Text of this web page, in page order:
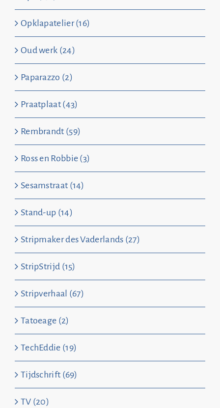
Opklapatelier (16)
Oud werk (24)
Paparazzo (2)
Praatplaat (43)
Rembrandt (59)
Ross en Robbie (3)
Sesamstraat (14)
Stand-up (14)
Stripmaker des Vaderlands (27)
StripStrijd (15)
Stripverhaal (67)
Tatoeage (2)
TechEddie (19)
Tijdschrift (69)
TV (20)